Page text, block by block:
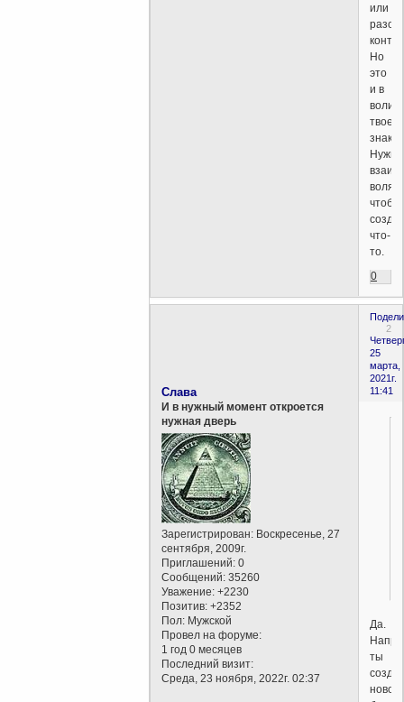
или
Но
это
и в
воли
твоего
Нужна
воля,
чтобы
что-
то.
0
2
25
марта,
2021г.
11:41
Слава
И в нужный момент откроется
нужная дверь
Зарегистрирован: Воскресенье, 27
сентября, 2009г.
Приглашений: 0
Сообщений: 35260
Уважение: +2230
Позитив: +2352
Пол: Мужской
Провел на форуме:
1 год 0 месяцев
Последний визит:
Среда, 23 ноября, 2022г. 02:37
Да.
ты
новое